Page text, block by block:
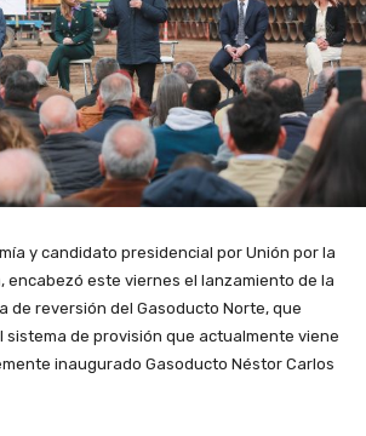
y candidato presidencial por Unión por la
encabezó este viernes el lanzamiento de la
de reversión del Gasoducto Norte, que
sistema de provisión que actualmente viene
inaugurado Gasoducto Néstor Carlos